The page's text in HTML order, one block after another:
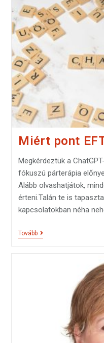
Miért pont
Megkérdeztük a
fókuszú párterápia
Alább olvashatjátok,
érteni.Talán te is
kapcsolatokban néha
Tovább